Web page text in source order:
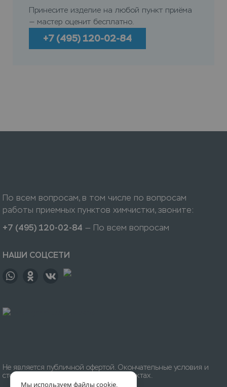
Принесите изделие на любой пункт приёма
— мастер оценит бесплатно.
+7 (495) 120-02-84
Мы используем файлы cookie,
По всем вопросам, в том числе по вопросам
работы приемных пунктов химчистки, звоните:
+7 (495) 120-02-84 — По всем вопросам
НАШИ СОЦСЕТИ
Не является публичной офертой. Окончательные условия и
стоимость уточняйте на приёмных пунктах.